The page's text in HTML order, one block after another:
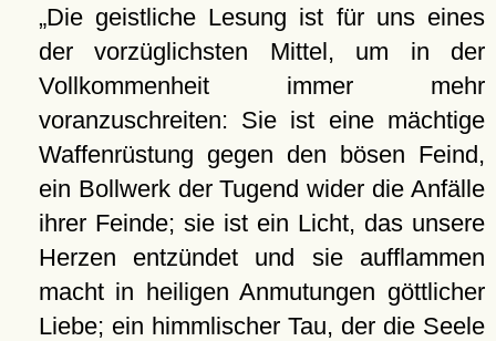
Die geistliche Lesung ist für uns eines
der vorzüglichsten Mittel, um in der
Vollkommenheit immer mehr
voranzuschreiten: Sie ist eine mächtige
Waffenrüstung gegen den bösen Feind,
ein Bollwerk der Tugend wider die Anfälle
ihrer Feinde; sie ist ein Licht, das unsere
Herzen entzündet und sie aufflammen
macht in heiligen Anmutungen göttlicher
Liebe; ein himmlischer Tau, der die Seele